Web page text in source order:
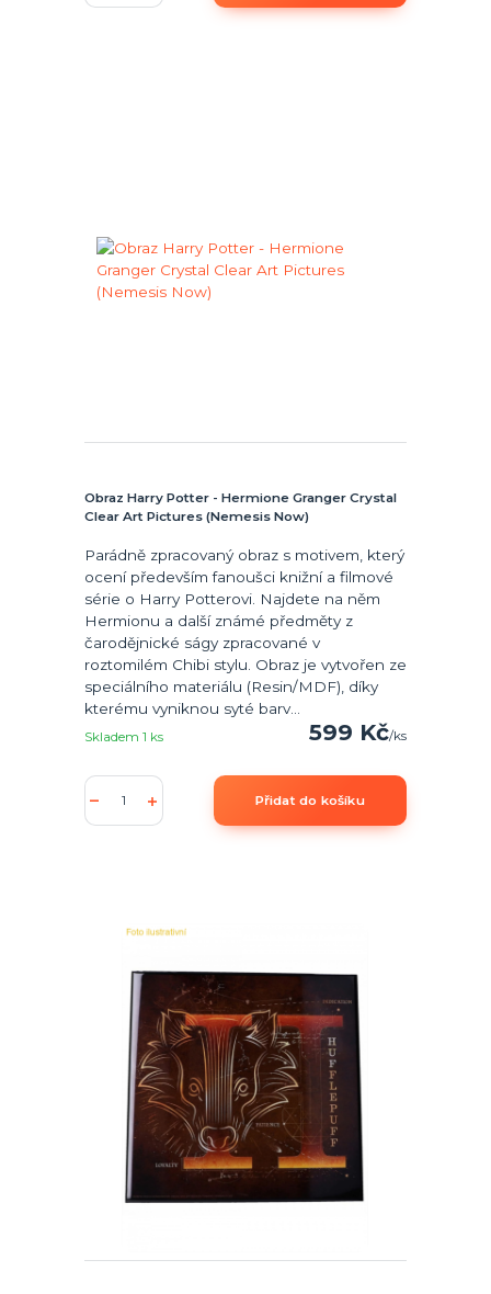
Obraz Harry Potter - Hermione Granger Crystal
Clear Art Pictures (Nemesis Now)
Parádně zpracovaný obraz s motivem, který
ocení především fanoušci knižní a filmové
série o Harry Potterovi. Najdete na něm
Hermionu a další známé předměty z
čarodějnické ságy zpracované v
roztomilém Chibi stylu. Obraz je vytvořen ze
speciálního materiálu (Resin/MDF), díky
kterému vyniknou syté barv...
599 Kč/ks
Skladem 1 ks
Přidat do košíku